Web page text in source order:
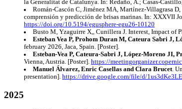
la Generalitat de Catalunya. In: Redaño, À.; Casas-
Román-Cascón C, Jiménez MA, Martínez-Villagrasa D,
comprensión y predicción de brisas marinas. In: XXXVII
https://doi.org/10.5194/egusphere-egu26-10120
Busto M, Yzaguirre X,, Cunillera J. Interest, Impact of
Esteban Vea P, Prohom Duran M, Cateura Sabri J,
february 2026, Jaca, Spain. [Poster].
Esteban-Vea P, Cateura-Sabri J, López-Moreno JI,
Vienna, Austria. [Poster]. https://
Manuel Álvarez, Enric Casellas and Clara Brucet.
presentation]. https://drive.google.com/file/d/
2025